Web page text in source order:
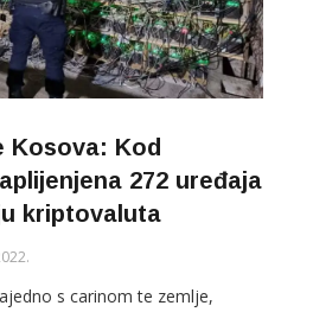
Kosova: Kod
272 uređaja
kriptovaluta
s carinom te zemlje,